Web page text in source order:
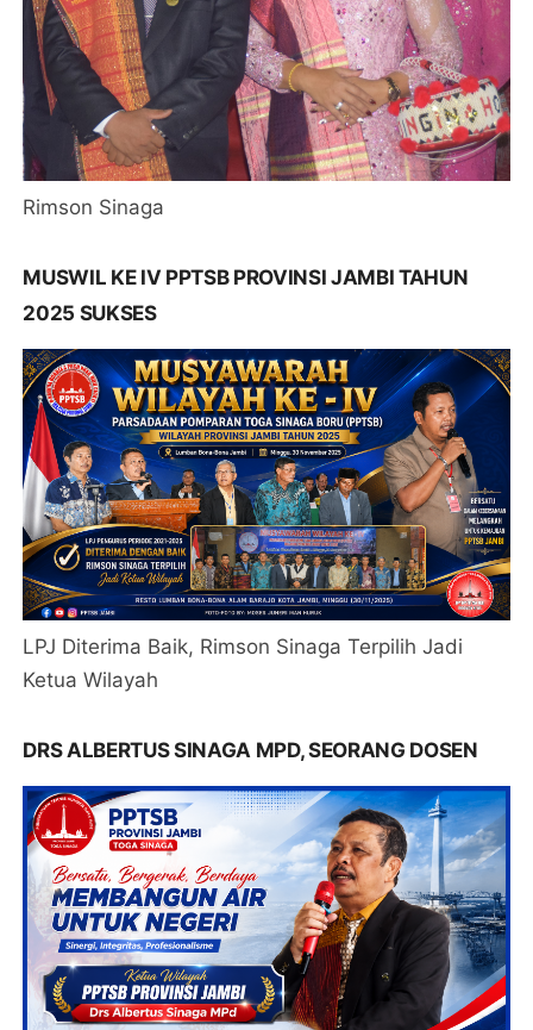
Rimson Sinaga
MUSWIL KE IV PPTSB PROVINSI JAMBI TAHUN
2025 SUKSES
LPJ Diterima Baik, Rimson Sinaga Terpilih Jadi
Ketua Wilayah
DRS ALBERTUS SINAGA MPD, SEORANG DOSEN